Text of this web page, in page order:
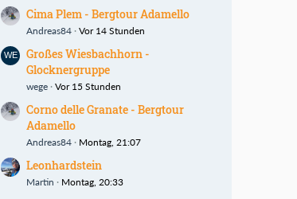
Cima Plem - Bergtour Adamello
Andreas84 Vor 14 Stunden
Großes Wiesbachhorn -
Glocknergruppe
wege Vor 15 Stunden
Corno delle Granate - Bergtour
Adamello
Andreas84 Montag, 21:07
Leonhardstein
Martin Montag, 20:33